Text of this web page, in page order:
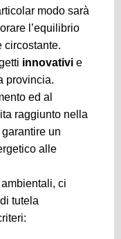
modo sarà
l’equilibrio
circostante.
innovativi e
provincia.
ed al
raggiunto nella
un
alle
ci
tutela